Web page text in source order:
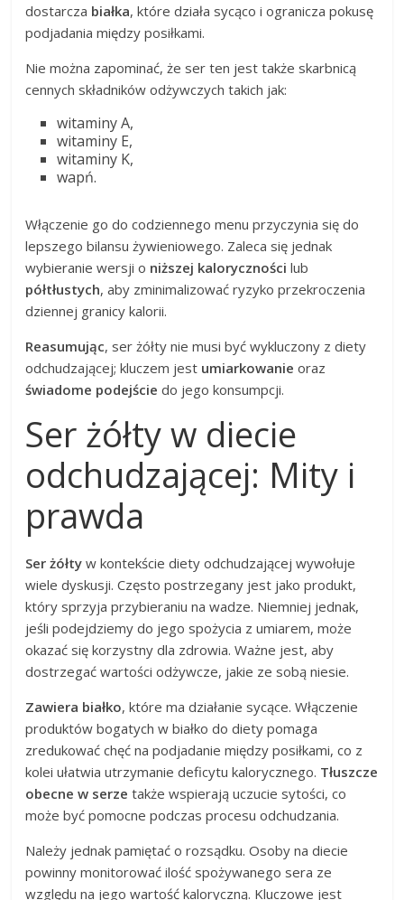
dostarcza białka, które działa sycąco i ogranicza pokusę
podjadania między posiłkami.
Nie można zapominać, że ser ten jest także skarbnicą
cennych składników odżywczych takich jak:
witaminy A,
witaminy E,
witaminy K,
wapń.
Włączenie go do codziennego menu przyczynia się do
lepszego bilansu żywieniowego. Zaleca się jednak
wybieranie wersji o niższej kaloryczności lub
półtłustych, aby zminimalizować ryzyko przekroczenia
dziennej granicy kalorii.
Reasumując, ser żółty nie musi być wykluczony z diety
odchudzającej; kluczem jest umiarkowanie oraz
świadome podejście do jego konsumpcji.
Ser żółty w diecie
odchudzającej: Mity i
prawda
Ser żółty w kontekście diety odchudzającej wywołuje
wiele dyskusji. Często postrzegany jest jako produkt,
który sprzyja przybieraniu na wadze. Niemniej jednak,
jeśli podejdziemy do jego spożycia z umiarem, może
okazać się korzystny dla zdrowia. Ważne jest, aby
dostrzegać wartości odżywcze, jakie ze sobą niesie.
Zawiera białko, które ma działanie sycące. Włączenie
produktów bogatych w białko do diety pomaga
zredukować chęć na podjadanie między posiłkami, co z
kolei ułatwia utrzymanie deficytu kalorycznego. Tłuszcze
obecne w serze także wspierają uczucie sytości, co
może być pomocne podczas procesu odchudzania.
Należy jednak pamiętać o rozsądku. Osoby na diecie
powinny monitorować ilość spożywanego sera ze
względu na jego wartość kaloryczną. Kluczowe jest